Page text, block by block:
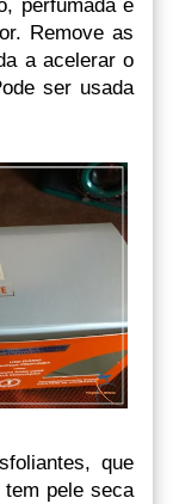
perfumada e
Remove as
a acelerar o
ser usada
que
pele seca